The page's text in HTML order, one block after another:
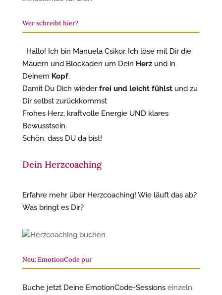
Wer schreibt hier?
Hallo! Ich bin Manuela Csikor. Ich löse mit Dir die
Mauern und Blockaden um Dein Herzund in
Deinem Kopf.
Damit Du Dich wiederfrei und leicht fühlstund zu
Dir selbst zurückkommst
Frohes Herz, kraftvolle Energie UND klares
Bewusstsein.
Schön, dass DU da bist!
Dein Herzcoaching
Erfahre mehr über Herzcoaching! Wie läuft das ab?
Was bringt es Dir?
Neu: EmotionCode pur
Buche jetzt Deine EmotionCode-Sessions einzeln,